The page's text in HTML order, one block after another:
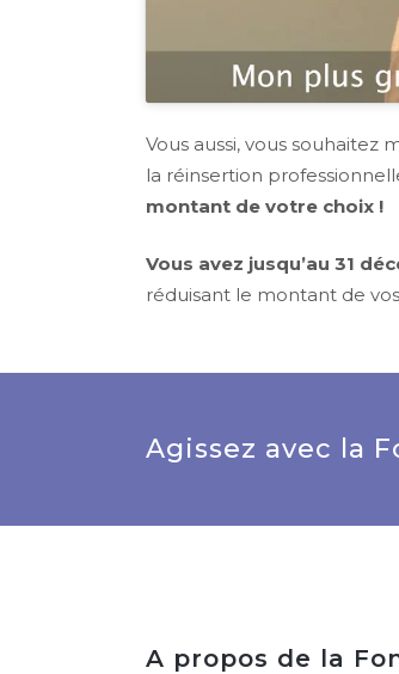
Vous aussi, vous
la réinsertion
montant de votre choix !
Vous avez jusqu’au 31
réduisant le montant de
Agissez avec la
A propos de la